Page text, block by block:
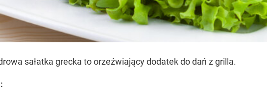
sałatka grecka to orzeźwiający dodatek do dań z grilla.